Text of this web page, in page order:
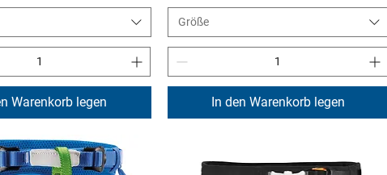
Warenkorb legen
Größe
In den Warenkorb legen